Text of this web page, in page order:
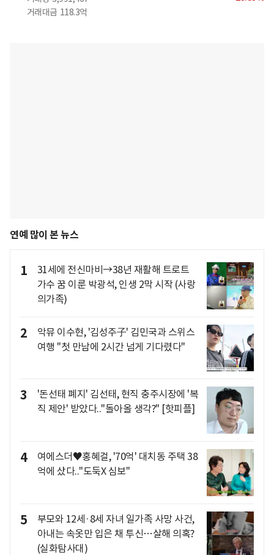
거래대금 118.3억
연예 많이 본 뉴스
1
31세에 전신마비→38년 재활해 트로트
가수 꿈 이룬 박광석, 인생 2막 시작 (사랑
의가족)
2
악뮤 이수현, '김성주子' 김민국과 스위스
여행 "첫 만남에 2시간 넘게 기다렸다"
3
'돈선태 폐지' 김선태, 현직 충주시장에 '복
직 제안' 받았다.."돌아올 생각?" [핫피플]
4
여에스더♥홍혜걸, '70억' 대치동 주택 38
억에 샀다.."도둑X 심보"
5
부모와 12세·8세 자녀 일가족 사망 사건,
아내는 속옷만 입은 채 투신…살해 의혹?
(실화탐사대)